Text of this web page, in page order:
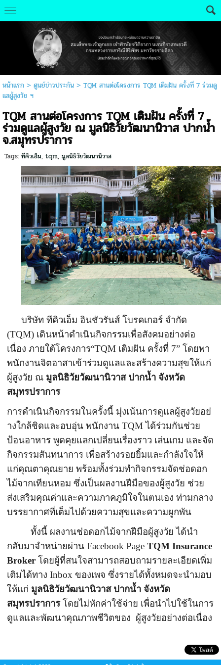
หน้าแรก> ศูนย์ข่าวประกัน> TQM สานต่อโครงการ TQM เติมฝัน ครั้งที่ 7 ร่วมดู
แลผู้สูงวัย ฯ
TQM สานต่อโครงการ TQM เติมฝัน ครั้งที่ 7
ร่วมดูแลผู้สูงวัย ณ มูลนิธิวัยวัฒนานิวาส ปากน้ำ
จ.สมุทรปราการ
Tags: ทีคิวเอ็ม, tqm, มูลนิธิวัยวัฒนานิวาส
บริษัท ทีคิวเอ็ม อินชัวรันส์ โบรคเกอร์ จำกัด
(TQM) เดินหน้าดำเนินกิจกรรมเพื่อสังคมอย่างต่อ
เนื่อง ภายใต้โครงการ“TQM เติมฝัน ครั้งที่ 7”โดยพา
พนักงานจิตอาสาเข้าร่วมดูแลและสร้างความสุขให้แก่
ผู้สูงวัย ณ มูลนิธิวัยวัฒนานิวาส ปากน้ำ จังหวัด
สมุทรปราการ
การดำเนินกิจกรรมในครั้งนี้ มุ่งเน้นการดูแลผู้สูงวัยอย่
างใกล้ชิดและอบอุ่น พนักงานTQMได้ร่วมกันช่วย
ป้อนอาหาร พูดคุยแลกเปลี่ยนเรื่องราว เล่นเกม และจัด
กิจกรรมสันทนาการ เพื่อสร้างรอยยิ้มและกำลังใจให้
แก่คุณตาคุณยาย พร้อมทั้งร่วมทำกิจกรรมจัดช่อดอก
ไม้จากเทียนหอม ซึ่งเป็นผลงานฝีมือของผู้สูงวัย ช่วย
ส่งเสริมคุณค่าและความภาคภูมิใจในตนเอง ท่ามกลาง
บรรยากาศที่เต็มไปด้วยความสุขและความผูกพัน
ทั้งนี้ ผลงานช่อดอกไม้จากฝีมือผู้สูงวัย ได้นำ
กลับมาจำหน่ายผ่านFacebook PageTQM Insurance
Broker โดยผู้ที่สนใจสามารถสอบถามรายละเอียดเพิ่ม
เติมได้ทางInboxของเพจ ซึ่งรายได้ทั้งหมดจะนำมอบ
ให้แก่ มูลนิธิวัยวัฒนานิวาส ปากน้ำ จังหวัด
สมุทรปราการโดยไม่หักค่าใช้จ่าย เพื่อนำไปใช้ในการ
ดูแลและพัฒนาคุณภาพชีวิตของ ผู้สูงวัยอย่างต่อเนื่อง